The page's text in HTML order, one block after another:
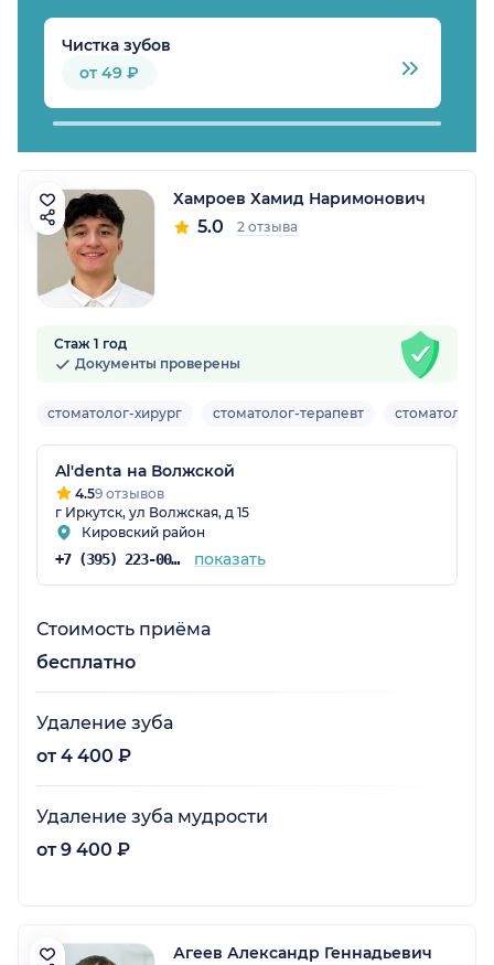
Чистка зубов
от 49 ₽
Хамроев Хамид Наримонович
5.0 2 отзыва
Стаж 1 год
Документы проверены
стоматолог-хирург стоматолог-терапевт
Al'denta на Волжской
4.59 отзывов
г Иркутск, ул Волжская, д 15
Кировский район
+7 (395) 223-00-00 показать
Стоимость приёма
бесплатно
Удаление зуба
от 4 400 ₽
Удаление зуба мудрости
от 9 400 ₽
Агеев Александр Геннадьевич